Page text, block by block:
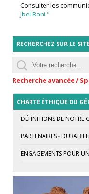
Consulter les
Jbel Bani "
RECHERCHEZ SUR LE
Recherche avancée /
CHARTE ÉTHIQUE DU
DÉFINITIONS DE NOTRE
PARTENAIRES -
ENGAGEMENTS POUR